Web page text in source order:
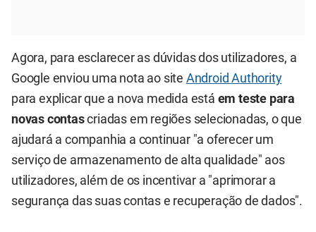
Agora, para esclarecer as dúvidas dos utilizadores, a
Google enviou uma nota ao site Android Authority
para explicar que a nova medida está em teste para
novas contascriadas em regiões selecionadas, o que
ajudará a companhia a continuar "a oferecer um
serviço de armazenamento de alta qualidade" aos
utilizadores, além de os incentivar a "aprimorar a
segurança das suas contas e recuperação de dados".